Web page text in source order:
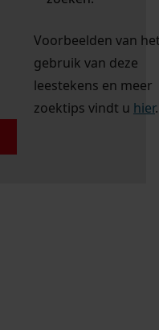
Voorbeelden van
gebruik van deze
leestekens en meer
zoektips vindt u hier.